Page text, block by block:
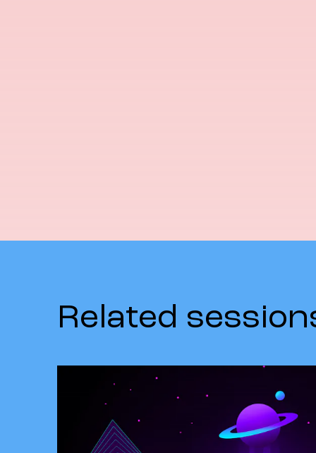
Related